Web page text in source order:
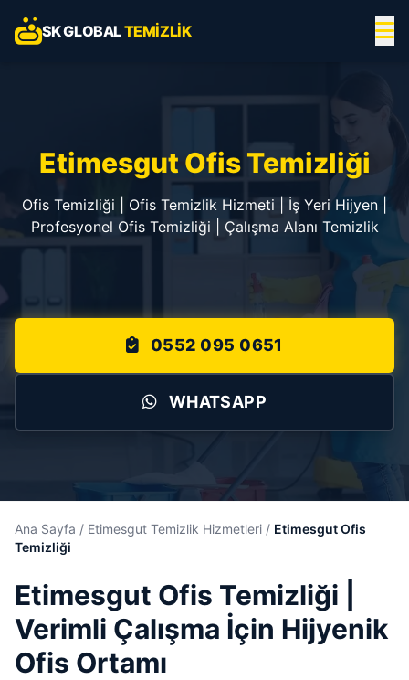
SK GLOBALTEMIZLIK
Etimesgut Ofis Temizliği
Ofis Temizliği | Ofis Temizlik Hizmeti | İş Yeri Hijyen |
Profesyonel Ofis Temizliği | Çalışma Alanı Temizlik
0552 095 0651
WHATSAPP
Ana Sayfa / Etimesgut Temizlik Hizmetleri / Etimesgut Ofis
Temizliği
Etimesgut Ofis Temizliği |
Verimli Çalışma İçin Hijyenik
Ofis Ortamı